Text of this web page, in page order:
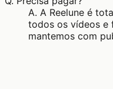
A. A Reelune é
todos os vídeos e
mantemos com